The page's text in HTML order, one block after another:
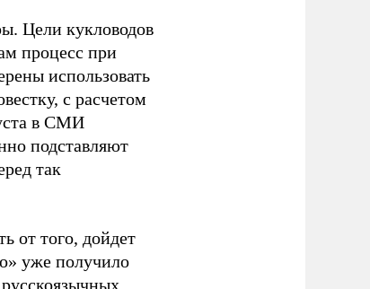
Цели кукловодов
процесс при
использовать
с расчетом
в СМИ
подставляют
так
от того, дойдет
уже получило